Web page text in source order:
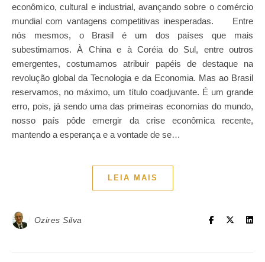
econômico, cultural e industrial, avançando sobre o comércio
mundial com vantagens competitivas inesperadas. Entre
nós mesmos, o Brasil é um dos países que mais
subestimamos. À China e à Coréia do Sul, entre outros
emergentes, costumamos atribuir papéis de destaque na
revolução global da Tecnologia e da Economia. Mas ao Brasil
reservamos, no máximo, um título coadjuvante. É um grande
erro, pois, já sendo uma das primeiras economias do mundo,
nosso país pôde emergir da crise econômica recente,
mantendo a esperança e a vontade de se…
LEIA MAIS
Ozires Silva